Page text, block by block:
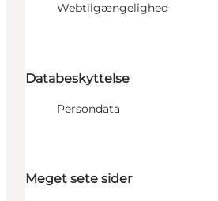
Webtilgængelighed
Databeskyttelse
Persondata
Meget sete sider